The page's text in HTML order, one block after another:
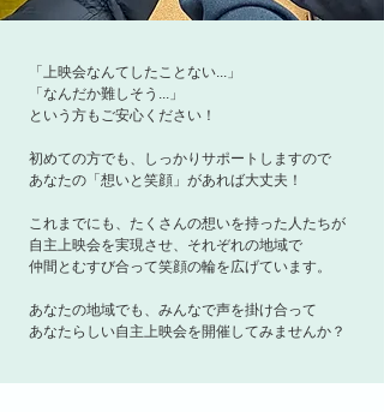
「上映会なんてしたことない...」
「なんだか難しそう...」
という方もご安心ください！
初めての方でも、しっかりサポートしますので
あなたの「想いと笑顔」があれば大丈夫！
これまでにも、たくさんの想いを持った人たちが
自主上映会を実現させ、それぞれの地域で
仲間とむすび合って笑顔の輪を広げています。
あなたの地域でも、みんなで声を掛け合って
あなたらしい自主上映会を開催してみませんか？